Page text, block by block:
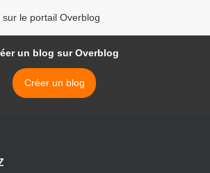
le portail Overblog
un blog sur Overblog
Créer un blog